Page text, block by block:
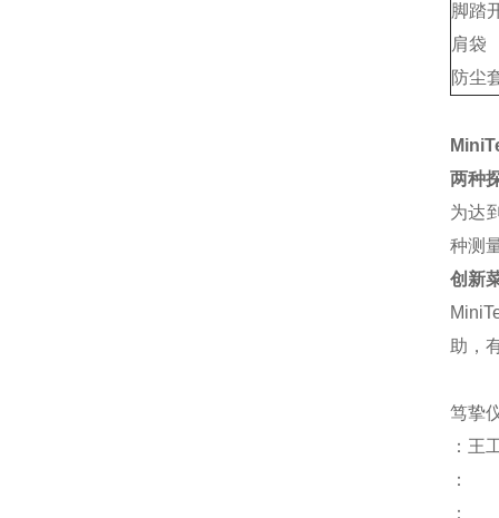
脚踏
肩袋
防尘
两种
为达
种测
创新
助，
笃挚
：王
：